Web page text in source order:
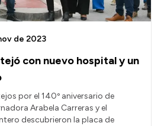
con nuevo hospital y un
de 2023
por el 140º aniversario de
Arabela Carreras y el
descubrieron la placa de